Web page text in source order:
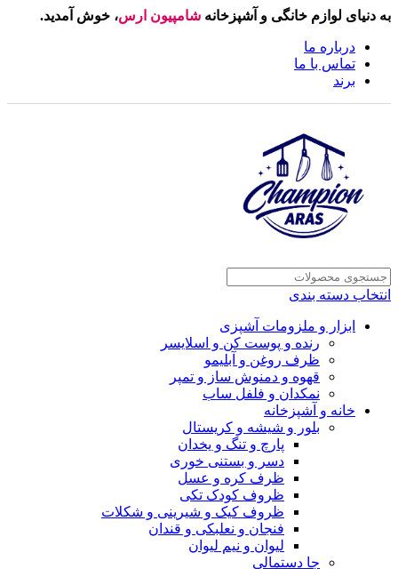
به دنیای لوازم خانگی و آشپزخانه شامپیون ارس، خوش آمدید.
درباره ما
تماس با ما
برند
انتخاب دسته بندی
ابزار و ملزومات آشپزی
رنده و پوست کن و اسلایسر
ظرف روغن و آبلیمو
قهوه و دمنوش ساز و تمپر
نمکدان و فلفل ساب
خانه و آشپزخانه
بلور و شیشه و کریستال
پارچ و تنگ و یخدان
دسر و بستنی خوری
ظرف کره و عسل
ظروف کودک تکی
ظروف کیک و شیرینی و شکلات
فنجان و نعلبکی و قندان
لیوان و نیم لیوان
جا دستمالی